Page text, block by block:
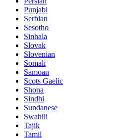
Punjabi
Serbian
Sesotho
Sinhala
Slovak
Slovenian
Somali
Samoan
Scots Gaelic
Shona
Sindhi
Sundanese
Swahili
Tajik
Tamil